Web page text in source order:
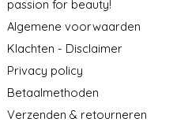
passion for beauty!
Algemene voorwaarden
Klachten - Disclaimer
Privacy policy
Betaalmethoden
Verzenden & retourneren